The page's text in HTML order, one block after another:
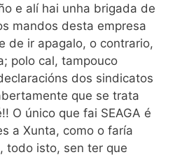
e alí hai unha brigada de
mandos desta empresa
de ir apagalo, o contrario,
polo cal, tampouco
dos sindicatos
que se trata
O único que fai SEAGA é
a Xunta, como o faría
todo isto, sen ter que